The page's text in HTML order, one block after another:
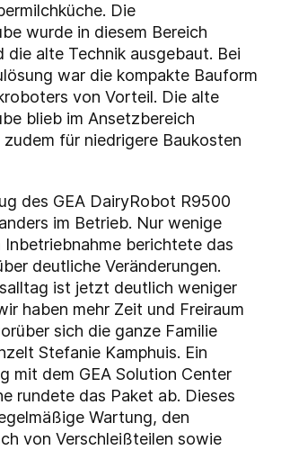
Die
wurde in diesem Bereich
die alte Technik ausgebaut. Bei
war die kompakte Bauform
von Vorteil. Die alte
blieb im Ansetzbereich
für niedrigere Baukosten
des GEA DairyRobot R9500
im Betrieb. Nur wenige
Inbetriebnahme berichtete das
deutliche Veränderungen.
ist jetzt deutlich weniger
haben mehr Zeit und Freiraum
sich die ganze Familie
Stefanie Kamphuis. Ein
mit dem GEA Solution Center
rundete das Paket ab. Dieses
Wartung, den
von Verschleißteilen sowie